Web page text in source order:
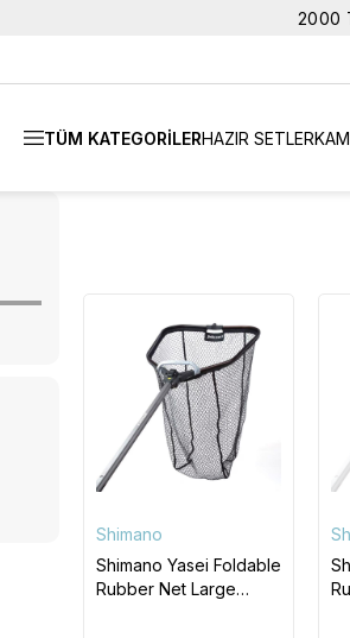
2000
TÜM KATEGORİLERHAZIR SETLER
Shimano
Shimano Yasei Foldable
Rubber Net Large